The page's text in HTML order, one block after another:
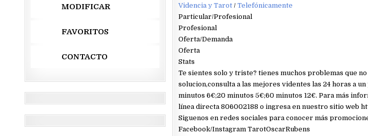
Videncia y Tarot/ Telefónicamente
Particular/Profesional
Profesional
Oferta/Demanda
Oferta
Stats
Te sientes solo y triste? tienes muchos problemas que
solucion,consulta a las mejores videntes las 24 horas a
minutos 6€;20 minutos 5€;60 minutos 12€. Para más
línea directa 806002188 o ingresa en nuestro sitio web
Siguenos en redes sociales para conocer más
Facebook/Instagram TarotOscarRubens
MODIFICAR
FAVORITOS
CONTACTO